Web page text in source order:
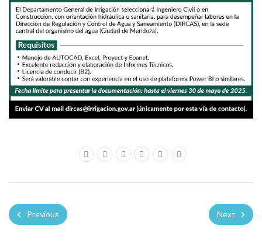
Previous Next